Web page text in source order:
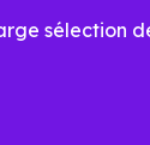
avantage.
la
sélection